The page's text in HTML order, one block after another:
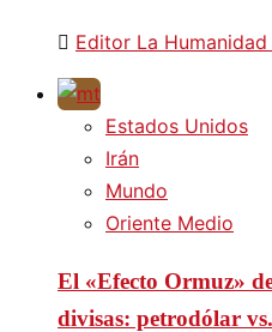
Editor La Humanidad
Estados Unidos
Irán
Mundo
Oriente Medio
El «Efecto Ormuz»
divisas: petrodólar